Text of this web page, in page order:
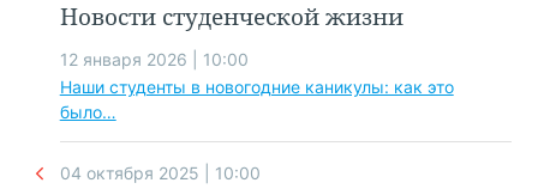
Новости студенческой жизни
12 января 2026 | 10:00
Наши студенты в новогодние каникулы: как это
было…
04 октября 2025 | 10:00